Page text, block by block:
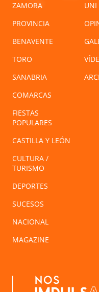
ZAMORA
PROVINCIA
BENAVENTE
TORO
SANABRIA
COMARCAS
FIESTAS
POPULARES
CASTILLA Y LEÓN
CULTURA /
TURISMO
DEPORTES
SUCESOS
NACIONAL
MAGAZINE
UNI